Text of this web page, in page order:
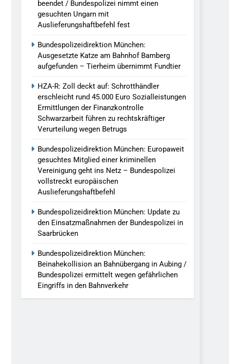
beendet / Bundespolizei nimmt einen
gesuchten Ungarn mit
Auslieferungshaftbefehl fest
Bundespolizeidirektion München:
Ausgesetzte Katze am Bahnhof Bamberg
aufgefunden – Tierheim übernimmt Fundtier
HZA-R: Zoll deckt auf: Schrotthändler
erschleicht rund 45.000 Euro Sozialleistungen
Ermittlungen der Finanzkontrolle
Schwarzarbeit führen zu rechtskräftiger
Verurteilung wegen Betrugs
Bundespolizeidirektion München: Europaweit
gesuchtes Mitglied einer kriminellen
Vereinigung geht ins Netz – Bundespolizei
vollstreckt europäischen
Auslieferungshaftbefehl
Bundespolizeidirektion München: Update zu
den Einsatzmaßnahmen der Bundespolizei in
Saarbrücken
Bundespolizeidirektion München:
Beinahekollision an Bahnübergang in Aubing /
Bundespolizei ermittelt wegen gefährlichen
Eingriffs in den Bahnverkehr